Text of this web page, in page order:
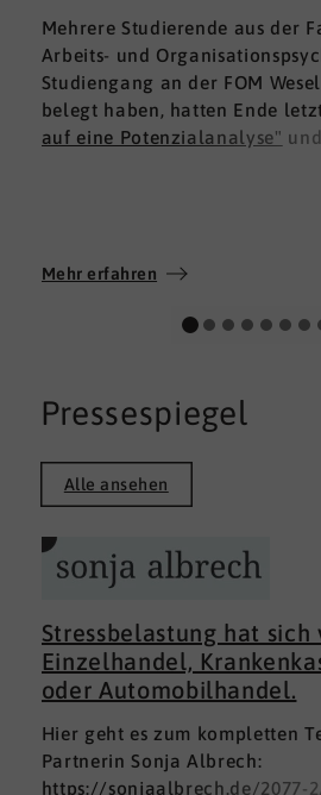
Mehrere Studierende aus der
Arbeits- und
Studiengang an der FOM
belegt haben, hatten Ende
auf eine Potenzialanalyse"
Wir wünschen allen
persönlichen Weg und viel
Mehr erfahren
Pressespiegel
Alle ansehen
Stressbelastung hat
Einzelhandel,
oder Automobilhandel.
Hier geht es zum kompletten
Partnerin Sonja Albrech:
https://sonjaalbrech.de/2077-